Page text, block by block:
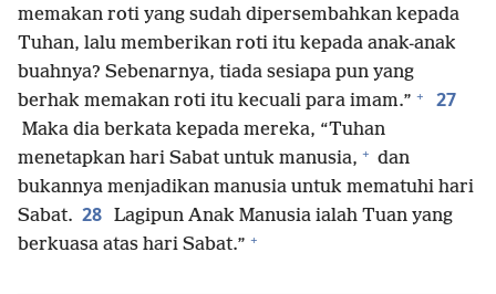
memakan roti yang sudah dipersembahkan kepada
Tuhan, lalu memberikan roti itu kepada anak-anak
buahnya? Sebenarnya, tiada sesiapa pun yang
berhak memakan roti itu kecuali para imam.” + 27
Maka dia berkata kepada mereka, “Tuhan
menetapkan hari Sabat untuk manusia, + dan
bukannya menjadikan manusia untuk mematuhi hari
Sabat. 28 Lagipun Anak Manusia ialah Tuan yang
berkuasa atas hari Sabat.” +